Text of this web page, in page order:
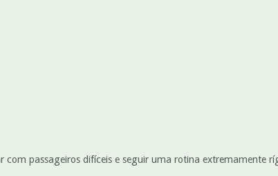
passageiros difíceis e seguir uma rotina extremamente